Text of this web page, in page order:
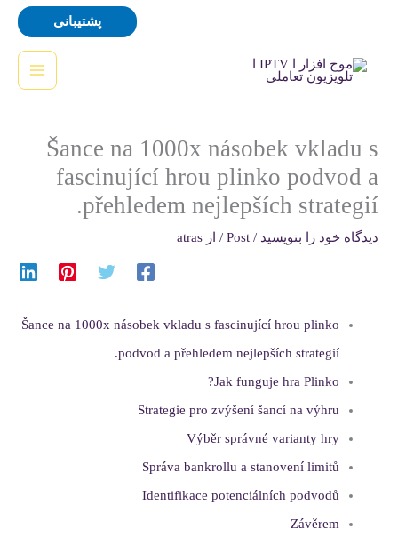
پشتیبانی
Šance na 1000x násobek vkladu s
fascinující hrou plinko podvod a
přehledem nejlepších strategií.
دیدگاه‌ خود را بنویسید /
Post / از atras
Šance na 1000x násobek vkladu s fascinující hrou plinko
podvod a přehledem nejlepších strategií.
Jak funguje hra Plinko?
Strategie pro zvýšení šancí na výhru
Výběr správné varianty hry
Správa bankrollu a stanovení limitů
Identifikace potenciálních podvodů
Závěrem